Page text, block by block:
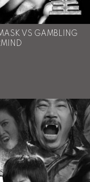
VS GAMBLING